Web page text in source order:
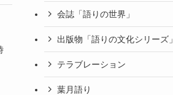
会誌「語りの世界」
出版物「語りの文化シリーズ」
テラブレーション
葉月語り